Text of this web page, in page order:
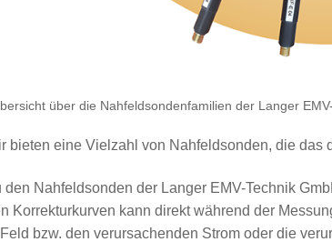
über die Nahfeldsondenfamilien der Langer
bieten eine Vielzahl von Nahfeldsonden, die das
den Nahfeldsonden der Langer EMV-Technik
Korrekturkurven kann direkt während der
bzw. den verursachenden Strom oder die